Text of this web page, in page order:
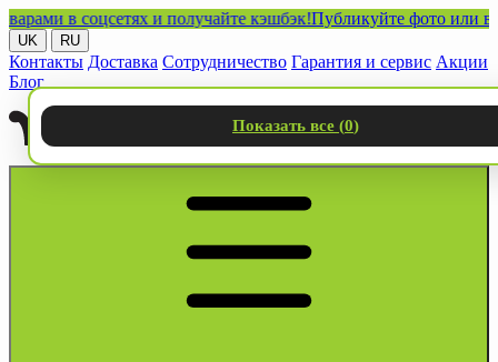
в соцсетях и получайте кэшбэк!Публикуйте фото или видео
UK RU
Контакты Доставка Сотрудничество Гарантия и сервис Акции
Блог
Показать все (0)